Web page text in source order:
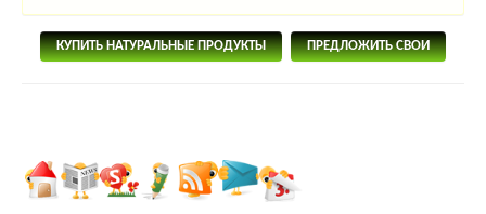
КУПИТЬ НАТУРАЛЬНЫЕ ПРОДУКТЫ ПРЕДЛОЖИТЬ СВОИ